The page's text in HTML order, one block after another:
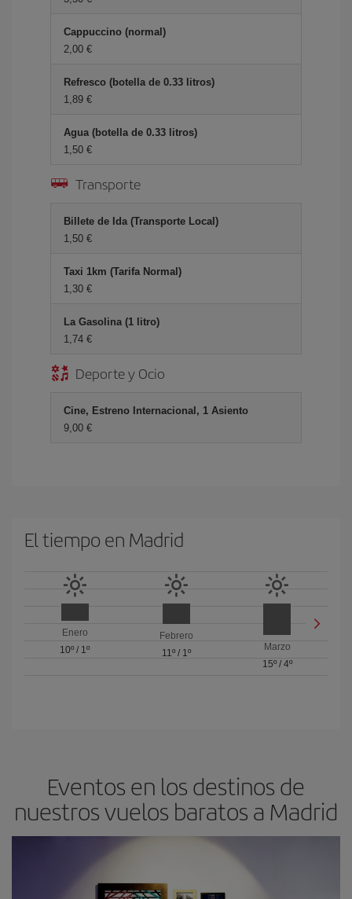
Cappuccino (normal)
2,00 €
Refresco (botella de 0.33 litros)
1,89 €
Agua (botella de 0.33 litros)
1,50 €
Transporte
Billete de Ida (Transporte Local)
1,50 €
Taxi 1km (Tarifa Normal)
1,30 €
La Gasolina (1 litro)
1,74 €
Deporte y Ocio
Cine, Estreno Internacional, 1 Asiento
9,00 €
El tiempo en Madrid
Enero
10º / 1º
Febrero
11º/ 1º
Marzo
15º/ 4º
Eventos en los destinos de
nuestros vuelos baratos a Madrid